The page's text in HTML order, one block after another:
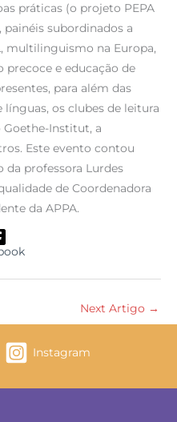
práticas (o projeto PEPA
painéis subordinados a
multilinguismo na Europa,
precoce e educação de
para além das
línguas, os clubes de leitura
Goethe-Institut, a
Este evento contou
da professora Lurdes
de Coordenadora
da APPA.
Next Artigo →
Instagram